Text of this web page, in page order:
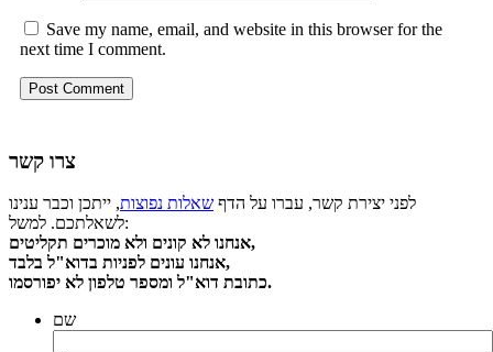
Save my name, email, and website in this browser for the
next time I comment.
צרו קשר
לפני יצירת קשר, עברו על הדף שאלות נפוצות, ייתכן וכבר ענינו
לשאלתכם. למשל:
אנחנו לא קונים ולא מוכרים תקליטים,
אנחנו עונים לפניות בדוא"ל בלבד,
כתובת דוא"ל ומספר טלפון לא יפורסמו.
שם